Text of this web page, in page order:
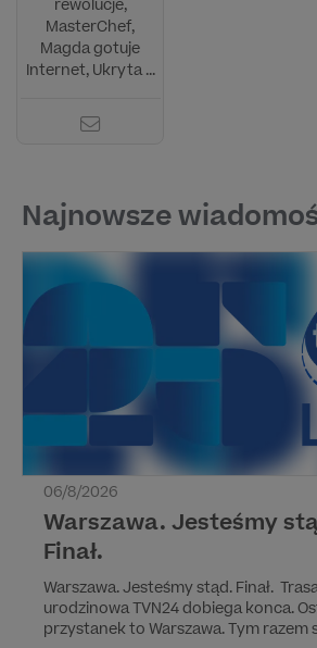
rewolucje,
MasterChef,
Magda gotuje
Internet, Ukryta ...
Najnowsze
06/8/2026
Warszawa. Jesteśmy
Finał.
Warszawa. Jesteśmy stąd. Finał. Trasa
urodzinowa TVN24 dobiega konca.
przystanek to Warszawa. Tym razem